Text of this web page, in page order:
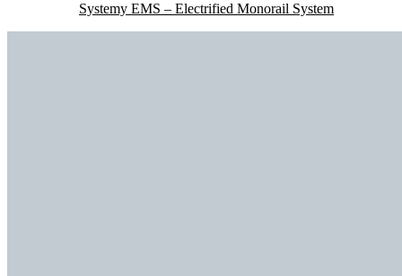
Systemy EMS – Electrified Monorail System